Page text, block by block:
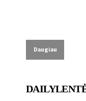
Daugiau